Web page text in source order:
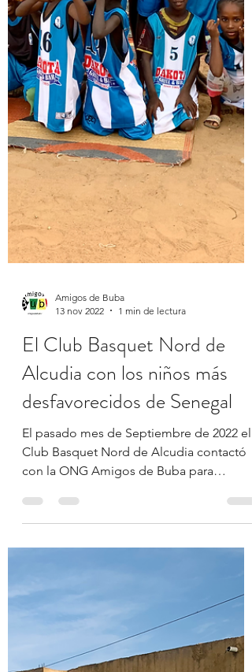
Amigos de Buba
El Club Basquet Nord de
Alcudia con los niños más
desfavorecidos de Senegal
El pasado mes de Septiembre de 2022 el
Club Basquet Nord de Alcudia contactó
con la ONG Amigos de Buba para